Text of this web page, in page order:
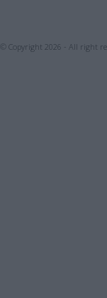
© Copyright 2026 - All right